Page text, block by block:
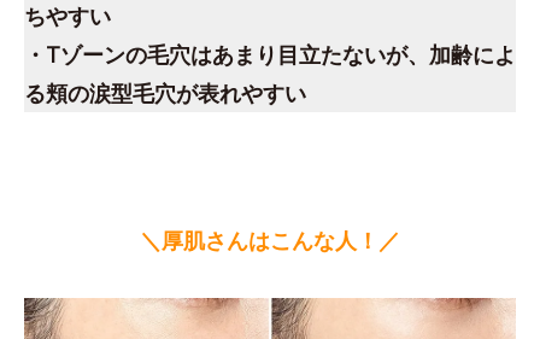
ちやすい
・Tゾーンの毛穴はあまり目立たないが、加齢によ
る頬の涙型毛穴が表れやすい
＼厚肌さんはこんな人！／